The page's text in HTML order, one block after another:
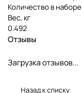
Количество в наборе
Вес, кг
0.492
Отзывы
Загрузка отзывов...
Назад к списку